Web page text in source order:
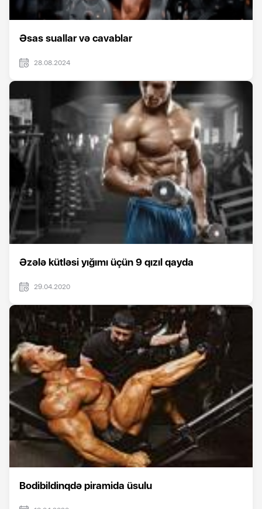
Əsas suallar və cavablar
28.08.2024
Əzələ kütləsi yığımı üçün 9 qızıl qayda
29.04.2020
Bodibildinqdə piramida üsulu